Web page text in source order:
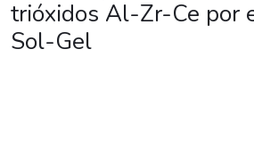
trióxidos Al-Zr-Ce por
Sol-Gel